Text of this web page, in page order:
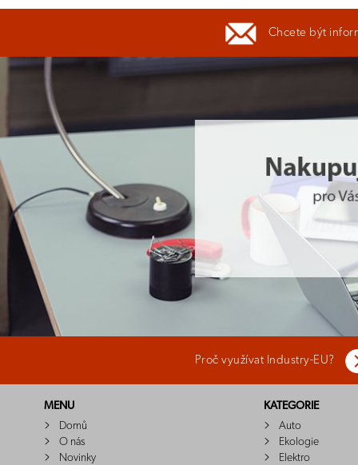
Chcete být
Proč využívat Industry-EU?
MENU
Domů
O nás
Novinky
KATEGORIE
Auto
Ekologie
Elektro